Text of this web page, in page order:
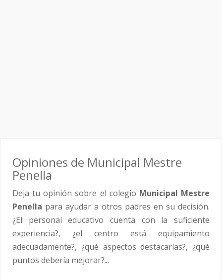
Opiniones de Municipal Mestre
Penella
Deja tu opinión sobre el colegio Municipal Mestre
Penella para ayudar a otros padres en su decisión.
¿El personal educativo cuenta con la suficiente
experiencia?, ¿el centro está equipamiento
adecuadamente?, ¿qué aspectos destacarías?, ¿qué
puntos debería mejorar?...